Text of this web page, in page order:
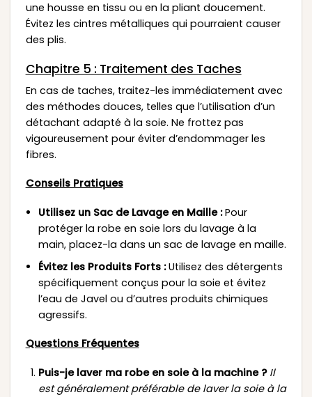
une housse en tissu ou en la pliant doucement.
Évitez les cintres métalliques qui pourraient causer
des plis.
Chapitre 5 : Traitement des Taches
En cas de taches, traitez-les immédiatement avec
des méthodes douces, telles que l’utilisation d’un
détachant adapté à la soie. Ne frottez pas
vigoureusement pour éviter d’endommager les
fibres.
Conseils Pratiques
Utilisez un Sac de Lavage en Maille :Pour
protéger la robe en soie lors du lavage à la
main, placez-la dans un sac de lavage en maille.
Évitez les Produits Forts :Utilisez des détergents
spécifiquement conçus pour la soie et évitez
l’eau de Javel ou d’autres produits chimiques
agressifs.
Questions Fréquentes
Puis-je laver ma robe en soie à la machine ? Il
est généralement préférable de laver la soie à la